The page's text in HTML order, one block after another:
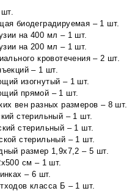
биодеградируемая – 1 шт.
на 400 мл – 1 шт.
на 200 мл – 1 шт.
кровотечения – 2 шт.
– 1 шт.
изогнутый – 1 шт.
прямой – 1 шт.
вен разных размеров – 8 шт.
стерильный – 1 шт.
стерильный – 1 шт.
стерильный – 1 шт.
размер 1,9х7,2 – 5 шт.
см – 1 шт.
– 6 шт.
класса Б – 1 шт.